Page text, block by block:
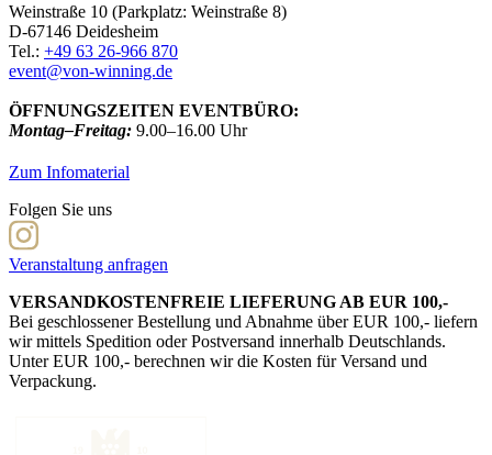
Weinstraße 10 (Parkplatz: Weinstraße 8)
D-67146 Deidesheim
Tel.: +49 63 26-966 870
event@von-winning.de
ÖFFNUNGSZEITEN EVENTBÜRO:
Montag–Freitag: 9.00–16.00 Uhr
Zum Infomaterial
Folgen Sie uns
Veranstaltung anfragen
VERSANDKOSTENFREIE LIEFERUNG AB EUR 100,-
Bei geschlossener Bestellung und Abnahme über EUR 100,- liefern
wir mittels Spedition oder Postversand innerhalb Deutschlands.
Unter EUR 100,- berechnen wir die Kosten für Versand und
Verpackung.